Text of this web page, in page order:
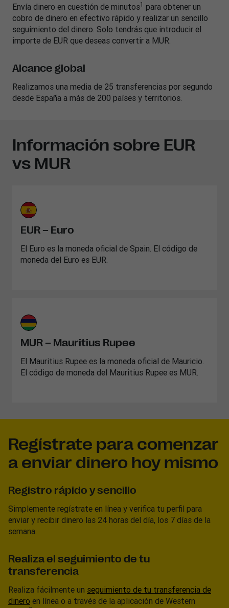
Envía dinero en cuestión de minutos1 para obtener un
cobro de dinero en efectivo rápido y realizar un sencillo
seguimiento del dinero. Solo tendrás que introducir el
importe de EUR que deseas convertir a MUR.
Alcance global
Realizamos una media de 25 transferencias por segundo
desde España a más de 200 países y territorios.
Información sobre EUR
vs MUR
EUR – Euro
El Euro es la moneda oficial de Spain. El código de
moneda del Euro es EUR.
MUR – Mauritius Rupee
El Mauritius Rupee es la moneda oficial de Mauricio.
El código de moneda del Mauritius Rupee es MUR.
Regístrate para comenzar
a enviar dinero hoy mismo
Registro rápido y sencillo
Simplemente regístrate en línea y verifica tu perfil para
enviar y recibir dinero las 24 horas del día, los 7 días de la
semana.
Realiza el seguimiento de tu
transferencia
Realiza fácilmente un seguimiento de tu transferencia de
dinero en línea o a través de la aplicación de Western